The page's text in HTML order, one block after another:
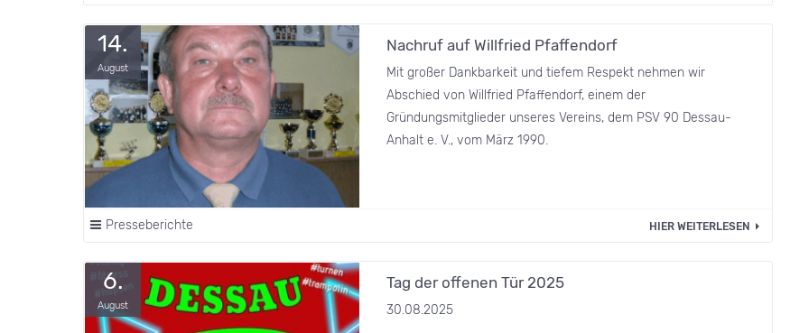
14.
August
Nachruf auf Willfried Pfaffendorf
Mit großer Dankbarkeit und tiefem Respekt nehmen wir
Abschied von Willfried Pfaffendorf, einem der
Gründungsmitglieder unseres Vereins, dem PSV 90 Dessau-
Anhalt e. V., vom März 1990.
Presseberichte HIER WEITERLESEN
6.
August
Tag der offenen Tür 2025
30.08.2025